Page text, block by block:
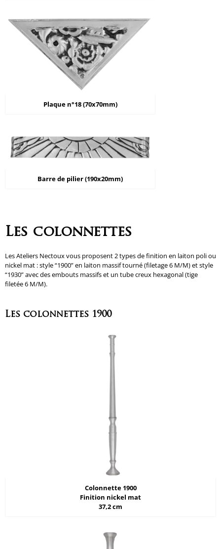
Plaque n°18 (70x70mm)
Barre de pilier (190x20mm)
Les colonnettes
Les Ateliers Nectoux vous proposent 2 types de finition en laiton poli ou
nickel mat : style “1900” en laiton massif tourné (filetage 6 M/M) et style
“1930” avec des embouts massifs et un tube creux hexagonal (tige
filetée 6 M/M).
Les colonnettes 1900
Colonnette 1900
Finition nickel mat
37,2 cm